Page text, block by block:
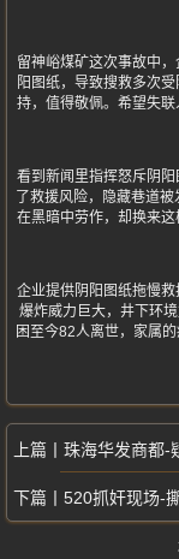
留神峪煤矿这次事故中
阳图纸，导致搜救多次
持，值得敬佩。希望失
看到新闻里指挥怒斥阴
了救援风险，隐藏巷道
在黑暗中劳作，却换来
企业提供阴阳图纸拖慢
爆炸威力巨大，井下环
困至今82人离世，家属
珠海华发商都-疑
520抓奸现场-撕逼